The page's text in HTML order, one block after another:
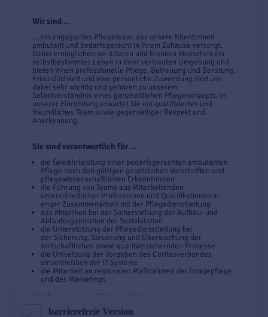
barrierefreie Version